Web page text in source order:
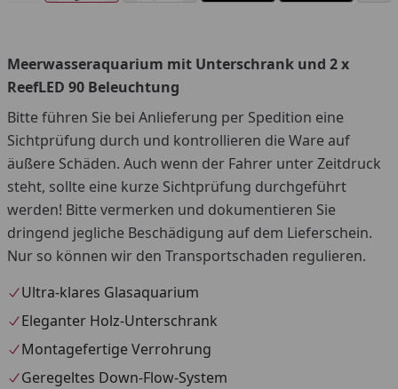
Meerwasseraquarium mit Unterschrank und 2 x
ReefLED 90 Beleuchtung
Bitte führen Sie bei Anlieferung per Spedition eine
Sichtprüfung durch und kontrollieren die Ware auf
äußere Schäden. Auch wenn der Fahrer unter Zeitdruck
steht, sollte eine kurze Sichtprüfung durchgeführt
werden! Bitte vermerken und dokumentieren Sie
dringend jegliche Beschädigung auf dem Lieferschein.
Nur so können wir den Transportschaden regulieren.
Ultra-klares Glasaquarium
Eleganter Holz-Unterschrank
Montagefertige Verrohrung
Geregeltes Down-Flow-System